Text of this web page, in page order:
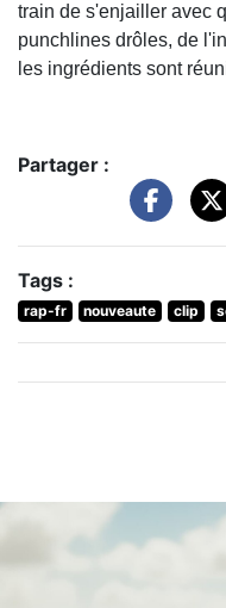
train de s'enjailler avec
punchlines drôles, de
les ingrédients sont
Partager :
Tags :
rap-fr nouveaute clip